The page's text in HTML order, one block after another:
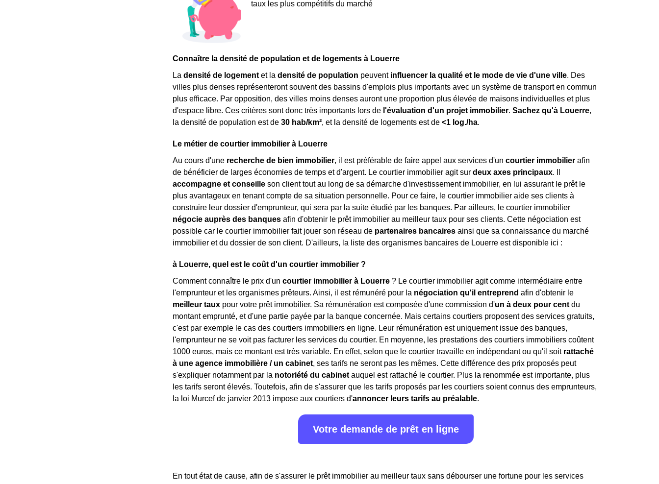
taux les plus compétitifs du marché
Connaître la densité de population et de logements à Louerre
La densité de logement et la densité de population peuvent influencer la qualité et le mode de vie d'une ville. Des
villes plus denses représenteront souvent des bassins d'emplois plus importants avec un système de transport en commun
plus efficace. Par opposition, des villes moins denses auront une proportion plus élevée de maisons individuelles et plus
d'espace libre. Ces critères sont donc très importants lors de l'évaluation d'un projet immobilier. Sachez qu'à Louerre,
la densité de population est de 30 hab/km², et la densité de logements est de <1 log./ha.
Le métier de courtier immobilier à Louerre
Au cours d'une recherche de bien immobilier, il est préférable de faire appel aux services d'un courtier immobilier afin
de bénéficier de larges économies de temps et d'argent. Le courtier immobilier agit sur deux axes principaux. Il
accompagne et conseille son client tout au long de sa démarche d'investissement immobilier, en lui assurant le prêt le
plus avantageux en tenant compte de sa situation personnelle. Pour ce faire, le courtier immobilier aide ses clients à
construire leur dossier d'emprunteur, qui sera par la suite étudié par les banques. Par ailleurs, le courtier immobilier
négocie auprès des banques afin d'obtenir le prêt immobilier au meilleur taux pour ses clients. Cette négociation est
possible car le courtier immobilier fait jouer son réseau de partenaires bancaires ainsi que sa connaissance du marché
immobilier et du dossier de son client. D'ailleurs, la liste des organismes bancaires de Louerre est disponible ici :
à Louerre, quel est le coût d'un courtier immobilier ?
Comment connaître le prix d'un courtier immobilier à Louerre ? Le courtier immobilier agit comme intermédiaire entre
l'emprunteur et les organismes prêteurs. Ainsi, il est rémunéré pour la négociation qu'il entreprend afin d'obtenir le
meilleur taux pour votre prêt immobilier. Sa rémunération est composée d'une commission d'un à deux pour cent du
montant emprunté, et d'une partie payée par la banque concernée. Mais certains courtiers proposent des services gratuits,
c'est par exemple le cas des courtiers immobiliers en ligne. Leur rémunération est uniquement issue des banques,
l'emprunteur ne se voit pas facturer les services du courtier. En moyenne, les prestations des courtiers immobiliers coûtent
1000 euros, mais ce montant est très variable. En effet, selon que le courtier travaille en indépendant ou qu'il soit rattaché
à une agence immobilière / un cabinet, ses tarifs ne seront pas les mêmes. Cette différence des prix proposés peut
s'expliquer notamment par la notoriété du cabinet auquel est rattaché le courtier. Plus la renommée est importante, plus
les tarifs seront élevés. Toutefois, afin de s'assurer que les tarifs proposés par les courtiers soient connus des emprunteurs,
la loi Murcef de janvier 2013 impose aux courtiers d'annoncer leurs tarifs au préalable.
Votre demande de prêt en ligne
En tout état de cause, afin de s'assurer le prêt immobilier au meilleur taux sans débourser une fortune pour les services